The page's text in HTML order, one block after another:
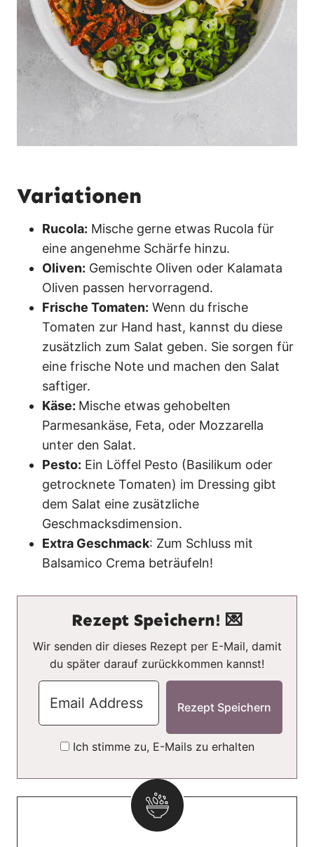
Variationen
Rucola: Mische gerne etwas Rucola für
eine angenehme Schärfe hinzu.
Oliven: Gemischte Oliven oder Kalamata
Oliven passen hervorragend.
Frische Tomaten: Wenn du frische
Tomaten zur Hand hast, kannst du diese
zusätzlich zum Salat geben. Sie sorgen für
eine frische Note und machen den Salat
saftiger.
Käse: Mische etwas gehobelten
Parmesankäse, Feta, oder Mozzarella
unter den Salat.
Pesto: Ein Löffel Pesto (Basilikum oder
getrocknete Tomaten) im Dressing gibt
dem Salat eine zusätzliche
Geschmacksdimension.
Extra Geschmack: Zum Schluss mit
Balsamico Crema beträufeln!
Rezept Speichern! 💌
Wir senden dir dieses Rezept per E-Mail, damit
du später darauf zurückkommen kannst!
Ich stimme zu, E-Mails zu erhalten